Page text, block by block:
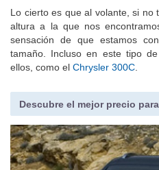
Lo cierto es que al volante, si no
altura a la que nos
sensación de que estamos
tamaño. Incluso en este tipo
ellos, como el Chrysler 300C
Descubre el mejor precio